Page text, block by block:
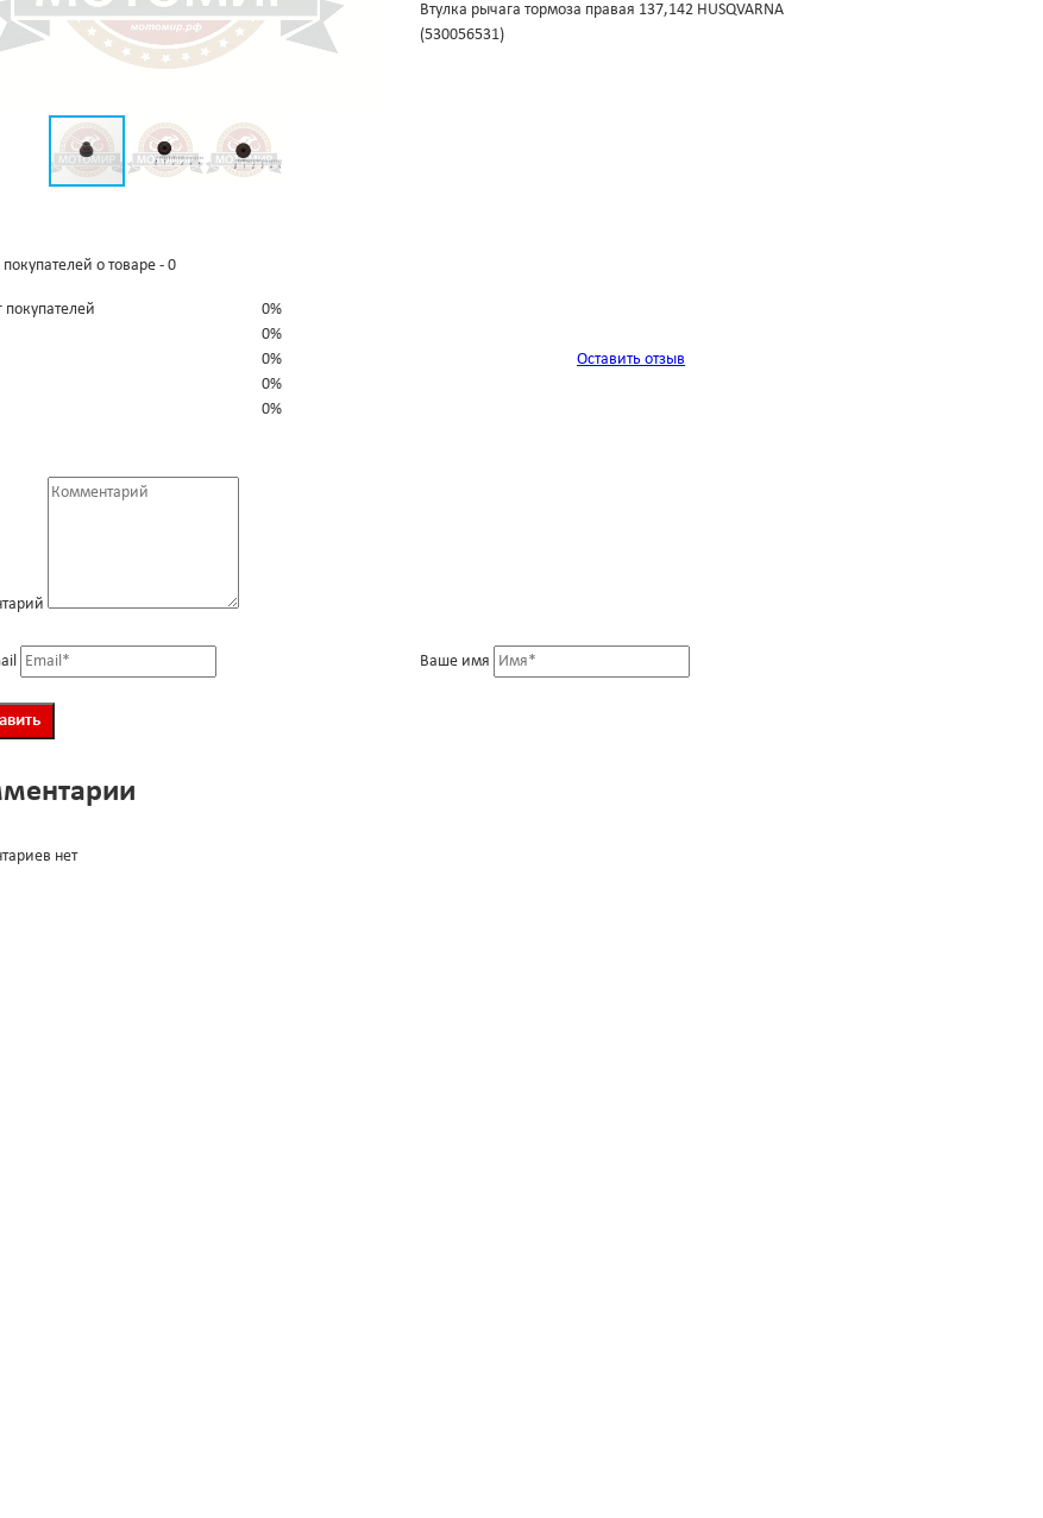
Втулка рычага тормоза правая 137,142 HUSQVARNA
(530056531)
о товаре - 0
покупателей
0%
0%
0%
0%
0%
Оставить отзыв
Ваше имя
нет